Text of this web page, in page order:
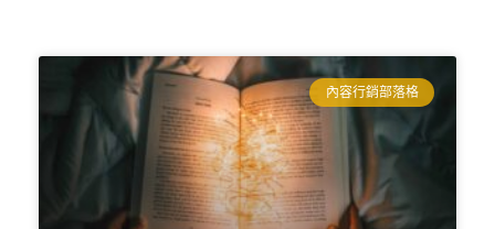
內容行銷部落格